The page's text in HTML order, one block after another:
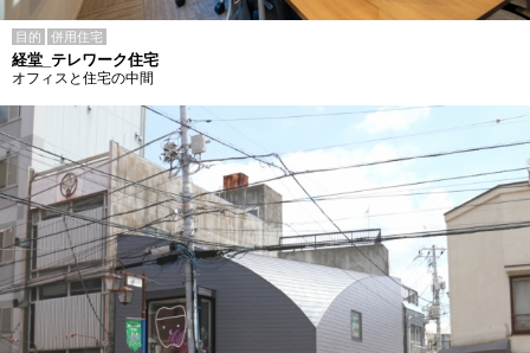
目的 併用住宅
経堂_テレワーク住宅
オフィスと住宅の中間